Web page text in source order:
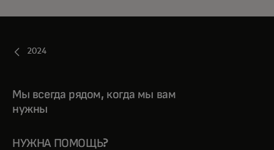
2024
Мы всегда рядом, когда мы вам
нужны
НУЖНА ПОМОЩЬ?